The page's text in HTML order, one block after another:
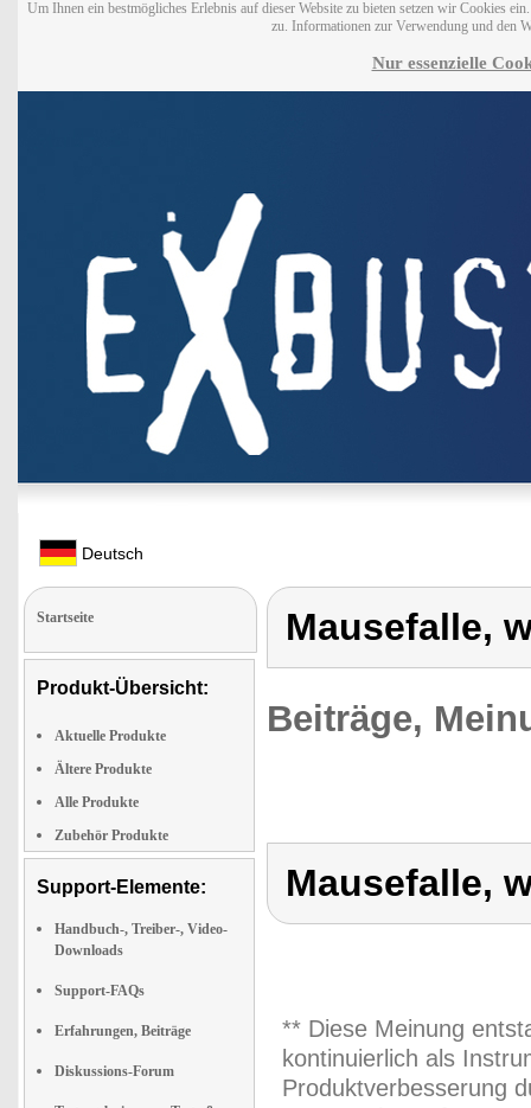
Um Ihnen ein bestmögliches Erlebnis auf dieser Website zu bieten setzen wir Cookies
zu. Informationen zur Verwendung und den
Nur essenzielle
Deutsch
Startseite
Produkt-Übersicht:
Aktuelle Produkte
Ältere Produkte
Alle Produkte
Zubehör Produkte
Support-Elemente:
Handbuch-, Treiber-, Video-
Downloads
Support-FAQs
Erfahrungen, Beiträge
Diskussions-Forum
Mausefalle,
Beiträge,
Mausefalle,
** Diese Meinung
kontinuierlich als
Produktverbesserung